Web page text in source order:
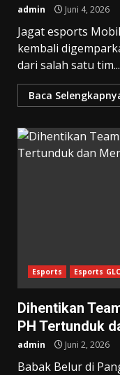
admin Juni 4, 2026
Jagat esports
kembali
dari salah satu tim...
Baca
Esports Esports
Dihentikan
PH Tertunduk
admin Juni 2, 2026
Babak Belur di